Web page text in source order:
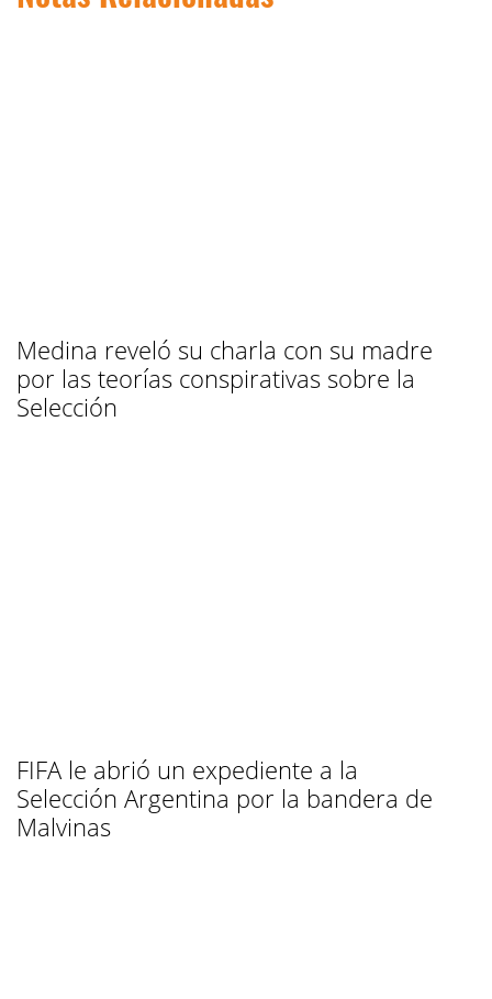
Medina reveló su charla con su madre
por las teorías conspirativas sobre la
Selección
FIFA le abrió un expediente a la
Selección Argentina por la bandera de
Malvinas